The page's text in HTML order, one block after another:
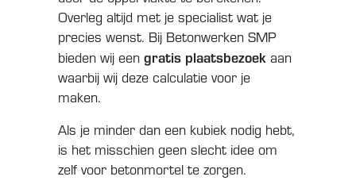
Overleg altijd met je specialist wat je
precies wenst. Bij Betonwerken SMP
bieden wij eengratis plaatsbezoek aan
waarbij wij deze calculatie voor je
maken.
Als je minder dan een kubiek nodig hebt,
is het misschien geen slecht idee om
zelf voor betonmortel te zorgen.